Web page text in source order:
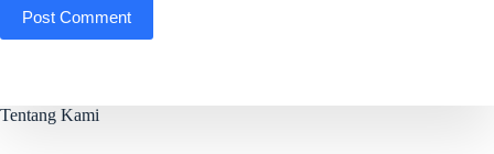
Post Comment
Tentang Kami